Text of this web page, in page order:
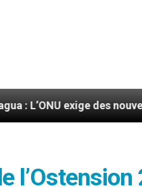
exige des nouvelles de
l’Ostension